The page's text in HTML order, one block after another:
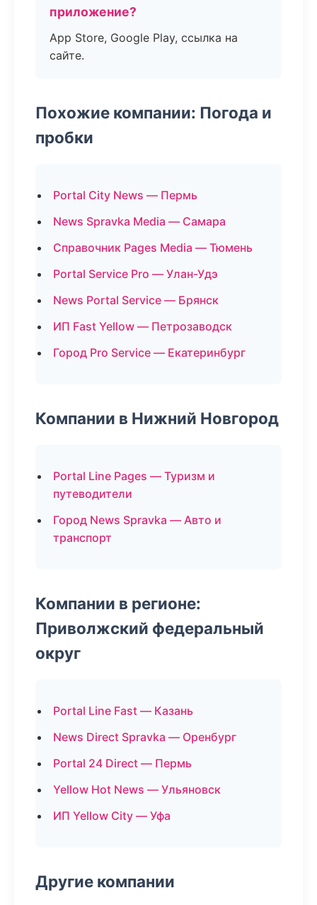
приложение?
App Store, Google Play, ссылка на
сайте.
Похожие компании: Погода и
пробки
Portal City News — Пермь
News Spravka Media — Самара
Справочник Pages Media — Тюмень
Portal Service Pro — Улан-Удэ
News Portal Service — Брянск
ИП Fast Yellow — Петрозаводск
Город Pro Service — Екатеринбург
Компании в Нижний Новгород
Portal Line Pages — Туризм и
путеводители
Город News Spravka — Авто и
транспорт
Компании в регионе:
Приволжский федеральный
округ
Portal Line Fast — Казань
News Direct Spravka — Оренбург
Portal 24 Direct — Пермь
Yellow Hot News — Ульяновск
ИП Yellow City — Уфа
Другие компании